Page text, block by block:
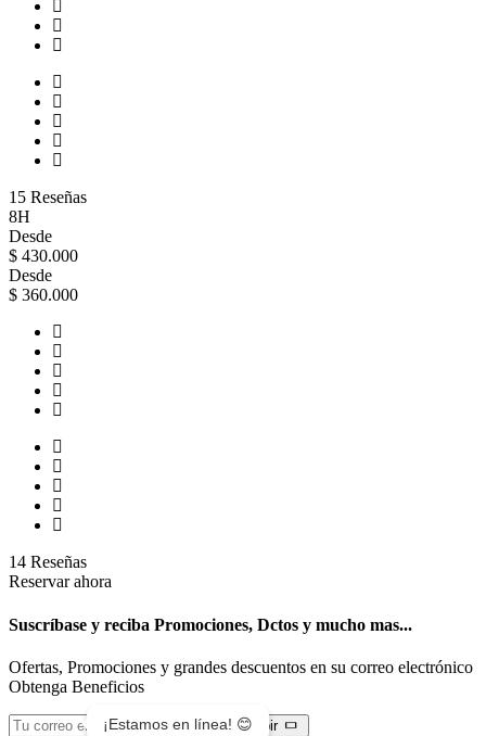
15 Reseñas
8H
Desde
$ 430.000
Desde
$ 360.000
14 Reseñas
Reservar ahora
Suscríbase y reciba Promociones, Dctos y mucho mas...
Ofertas, Promociones y grandes descuentos en su correo electrónico
Obtenga Beneficios
Suscribir
¡Estamos en línea! 😊